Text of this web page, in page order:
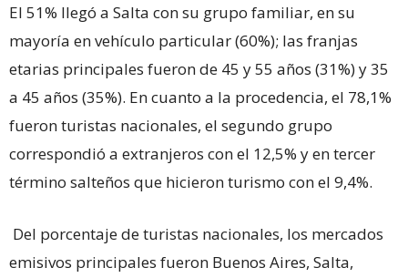
El 51% llegó a Salta con su grupo familiar, en su
mayoría en vehículo particular (60%); las franjas
etarias principales fueron de 45 y 55 años (31%) y 35
a 45 años (35%). En cuanto a la procedencia, el 78,1%
fueron turistas nacionales, el segundo grupo
correspondió a extranjeros con el 12,5% y en tercer
término salteños que hicieron turismo con el 9,4%.
Del porcentaje de turistas nacionales, los mercados
emisivos principales fueron Buenos Aires, Salta,